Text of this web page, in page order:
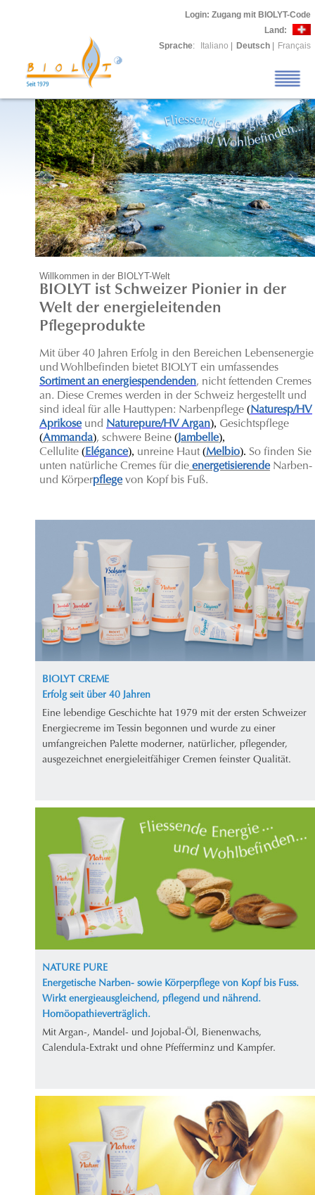
Login: Zugang mit BIOLYT-Code
Land:
Sprache: Italiano Deutsch Français
Willkommen in der BIOLYT-Welt
BIOLYT ist Schweizer Pionier in der
Welt der energieleitenden
Pflegeprodukte
Mit über 40 Jahren Erfolg in den Bereichen Lebensenergie
und Wohlbefinden bietet BIOLYT ein umfassendes
Sortiment an energiespendenden, nicht fettenden Cremes
an. Diese Cremes werden in der Schweiz hergestellt und
sind ideal für alle Hauttypen: Narbenpflege (Naturesp/HV
Aprikose und Naturepure/HV Argan), Gesichtspflege
(Ammanda), schwere Beine (Jambelle),
Cellulite (Elégance), unreine Haut (Melbio). So finden Sie
unten natürliche Cremes für die energetisierendeNarben-
und Körperpflegevon Kopf bis Fuß.
BIOLYT CREME
Erfolg seit über 40 Jahren
Eine lebendige Geschichte hat 1979 mit der ersten Schweizer
Energiecreme im Tessin begonnen und wurde zu einer
umfangreichen Palette moderner, natürlicher, pflegender,
ausgezeichnet energieleitfähiger Cremen feinster Qualität.
NATURE PURE
Energetische Narben- sowie Körperpflege von Kopf bis Fuss.
Wirkt energieausgleichend, pflegend und nährend.
Homöopathieverträglich.
Mit Argan-, Mandel- und Jojobal-Öl, Bienenwachs,
Calendula-Extrakt und ohne Pfefferminz und Kampfer.